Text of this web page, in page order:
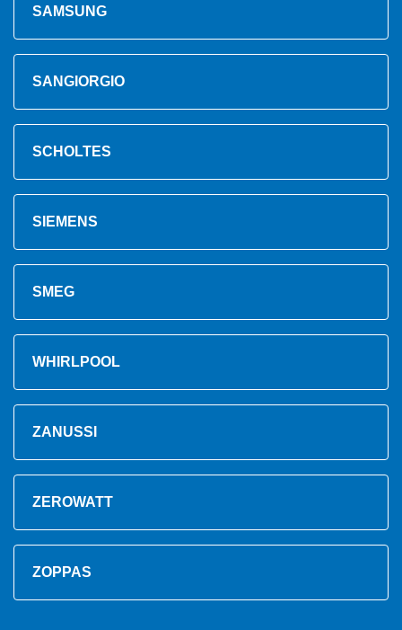
SAMSUNG
SANGIORGIO
SCHOLTES
SIEMENS
SMEG
WHIRLPOOL
ZANUSSI
ZEROWATT
ZOPPAS